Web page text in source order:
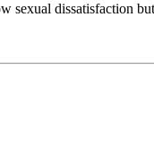
sexual dissatisfaction